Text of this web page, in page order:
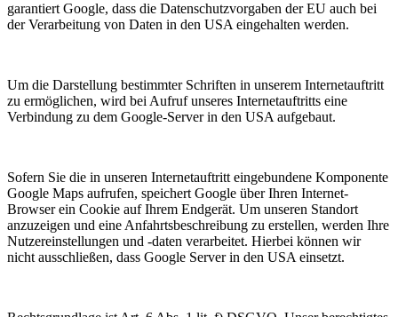
garantiert Google, dass die Datenschutzvorgaben der EU auch bei
der Verarbeitung von Daten in den USA eingehalten werden.
Um die Darstellung bestimmter Schriften in unserem Internetauftritt
zu ermöglichen, wird bei Aufruf unseres Internetauftritts eine
Verbindung zu dem Google-Server in den USA aufgebaut.
Sofern Sie die in unseren Internetauftritt eingebundene Komponente
Google Maps aufrufen, speichert Google über Ihren Internet-
Browser ein Cookie auf Ihrem Endgerät. Um unseren Standort
anzuzeigen und eine Anfahrtsbeschreibung zu erstellen, werden Ihre
Nutzereinstellungen und -daten verarbeitet. Hierbei können wir
nicht ausschließen, dass Google Server in den USA einsetzt.